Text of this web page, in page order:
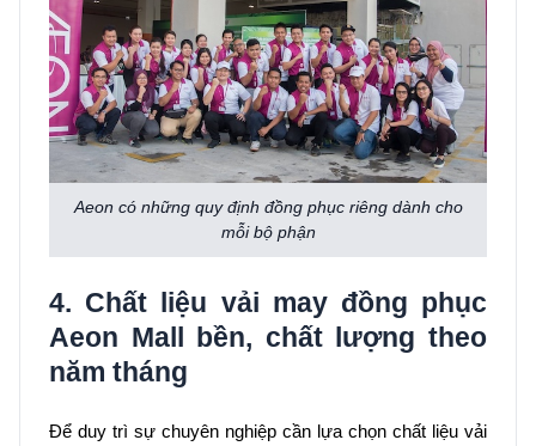
Aeon có những quy định đồng phục riêng dành cho
mỗi bộ phận
4. Chất liệu vải may đồng phục
Aeon Mall bền, chất lượng theo
năm tháng
Để duy trì sự chuyên nghiệp cần lựa chọn chất liệu vải